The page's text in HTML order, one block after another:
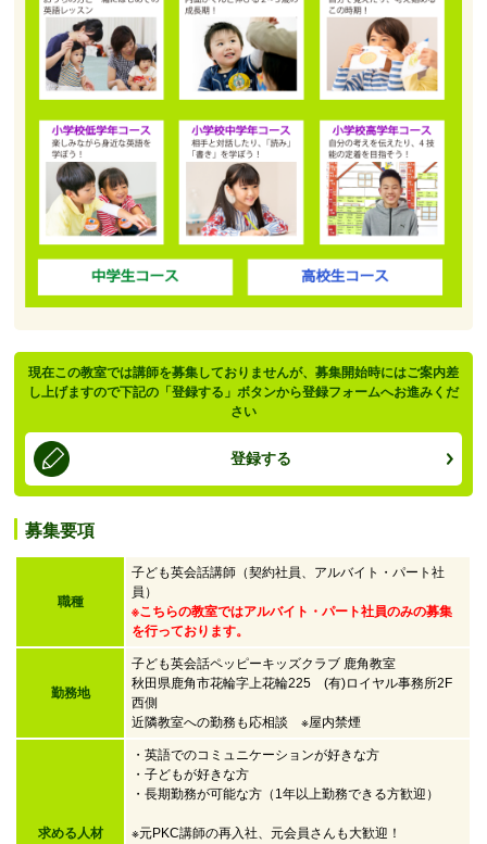
現在この教室では講師を募集しておりませんが、募集開始時にはご案内差
し上げますので下記の「登録する」ボタンから登録フォームへお進みくだ
さい
登録する
募集要項
職種
子ども英会話講師（契約社員、アルバイト・パート社
員）
※こちらの教室ではアルバイト・パート社員のみの募集
を行っております。
勤務地
子ども英会話ペッピーキッズクラブ 鹿角教室
秋田県鹿角市花輪字上花輪225 (有)ロイヤル事務所2F
西側
近隣教室への勤務も応相談 ※屋内禁煙
求める人材
・英語でのコミュニケーションが好きな方
・子どもが好きな方
・長期勤務が可能な方（1年以上勤務できる方歓迎）
※元PKC講師の再入社、元会員さんも大歓迎！